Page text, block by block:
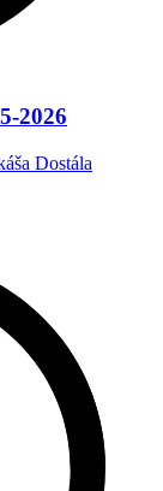
2026
Dostála